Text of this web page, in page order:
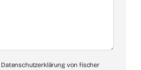
Datenschutzerklärung von fischer